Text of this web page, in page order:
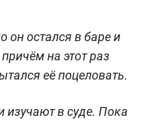
он остался в баре и
на этот раз
её поцеловать.
изучают в суде. Пока